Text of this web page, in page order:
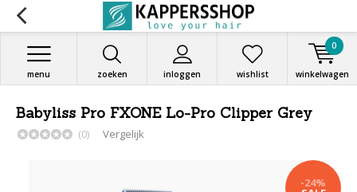
zoeken inloggen
menu wishlist winkelwagen
0
Babyliss Pro FXONE Lo-Pro Clipper Grey
(0) Vergelijk
-24%